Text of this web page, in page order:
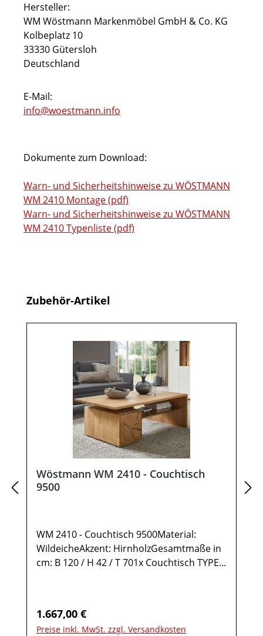
Hersteller:
WM Wöstmann Markenmöbel GmbH & Co. KG
Kolbeplatz 10
33330 Gütersloh
Deutschland
E-Mail:
info@woestmann.info
Dokumente zum Download:
Warn- und Sicherheitshinweise zu WÖSTMANN
WM 2410 Montage (pdf)
Warn- und Sicherheitshinweise zu WÖSTMANN
WM 2410 Typenliste (pdf)
Produktgalerie überspringen
Zubehör-Artikel
Wöstmann WM 2410 - Couchtisch
9500
WM 2410 - Couchtisch 9500Material:
WildeicheAkzent: HirnholzGesamtmaße in
cm: B 120 / H 42 / T 701x Couchtisch TYPE
vormontiert (Restmontage kann
erforderlich sein).Farben können auf
Regulärer Preis:
1.667,00 €
Preise inkl. MwSt. zzgl. Versandkosten